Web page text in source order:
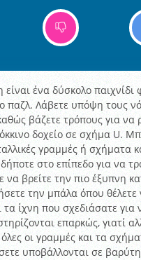
ένα δύσκολο παιχνίδι
παζλ. Λάβετε υπόψη τους
βάζετε τρόπους για να
δοχείο σε σχήμα U.
γραμμές ή σχήματα
στο επίπεδο για να
να βρείτε την πιο έξυπνη
την μπάλα όπου θέλετε
τα ίχνη που σχεδιάσατε για
επαρκώς, γιατί
οι γραμμές και τα
υποβάλλονται σε